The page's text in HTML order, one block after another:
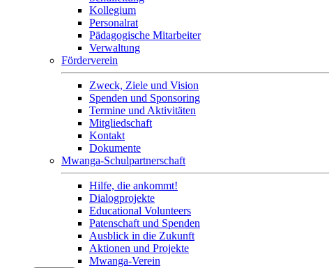
Kollegium
Personalrat
Pädagogische Mitarbeiter
Verwaltung
Förderverein
Zweck, Ziele und Vision
Spenden und Sponsoring
Termine und Aktivitäten
Mitgliedschaft
Kontakt
Dokumente
Mwanga-Schulpartnerschaft
Hilfe, die ankommt!
Dialogprojekte
Educational Volunteers
Patenschaft und Spenden
Ausblick in die Zukunft
Aktionen und Projekte
Mwanga-Verein